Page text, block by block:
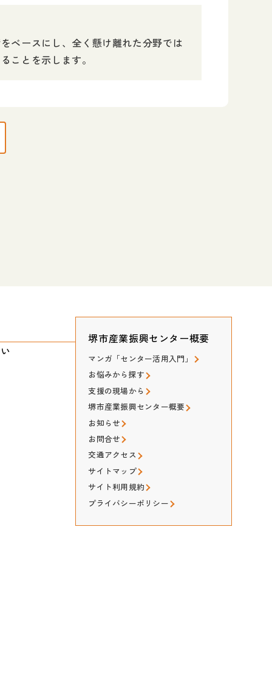
ベースにし、全く懸け離れた分野では
ことを示します。
堺市産業振興センター概要
マンガ「センター活用入門」
お悩みから探す
支援の現場から
堺市産業振興センター概要
お知らせ
お問合せ
交通アクセス
サイトマップ
サイト利用規約
プライバシーポリシー